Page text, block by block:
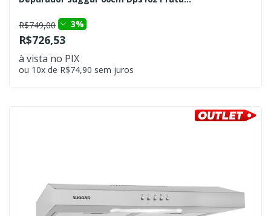
R$749,00 3%
R$726,53
à vista no PIX
ou 10x de R$74,90 sem juros